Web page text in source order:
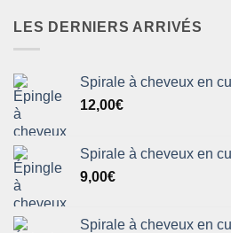
LES DERNIERS ARRIVÉS
Spirale à cheveux en
12,00€
Spirale à cheveux en
9,00€
Spirale à cheveux en